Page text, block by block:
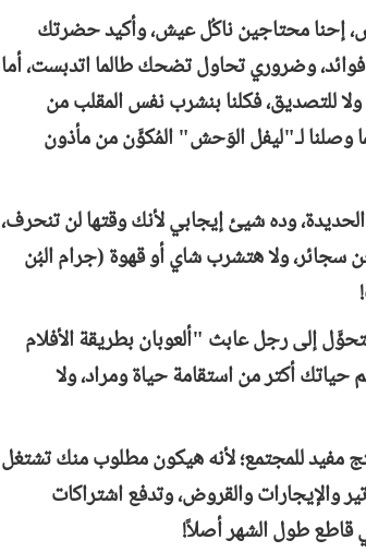
إحنا محتاجين ناكُل عيش، وأكيد حضرتك
وضروري تحاول تضحك طالما اتدبست، أما
للتصديق، فكلنا بنشرب نفس المقلب من
وصلنا لـ"ليفل الوَحش" المُكوَّن من مأذون
وده شيئ إيجابي لأنك وقتها لن تنحرف،
سجائر، ولا هتشرب شاي أو قهوة (جرام البُن
إلى رجل عابث "ألعوبان بطريقة الأفلام
أكتر من استقامة حياة ومراد، ولا
مفيد للمجتمع؛ لأنه هيكون مطلوب منك تشتغل
والإيجارات والقروض، وتدفع اشتراكات
قاطع طول الشهر أصلاً!